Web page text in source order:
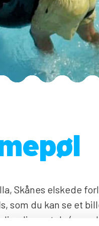
Skånes elskede
som du kan se et
liggestole (som